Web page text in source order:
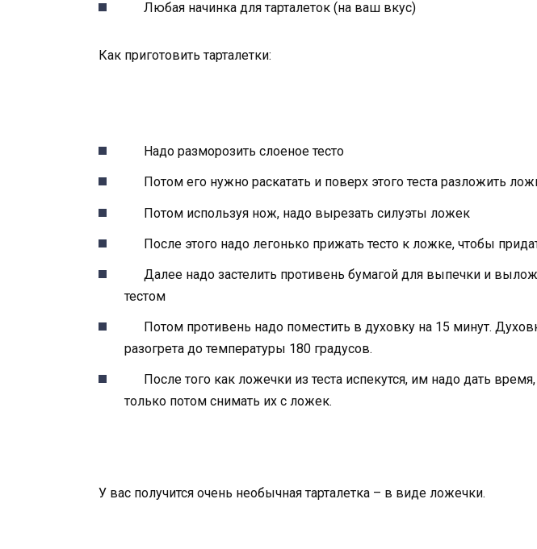
Любая начинка для тарталеток (на ваш вкус)
Как приготовить тарталетки:
Надо разморозить слоеное тесто
Потом его нужно раскатать и поверх этого теста разложить
Потом используя нож, надо вырезать силуэты ложек
После этого надо легонько прижать тесто к ложке, чтобы
Далее надо застелить противень бумагой для выпечки и
тестом
Потом противень надо поместить в духовку на 15 минут.
разогрета до температуры 180 градусов.
После того как ложечки из теста испекутся, им надо дать
только потом снимать их с ложек.
У вас получится очень необычная тарталетка – в виде ложечки.